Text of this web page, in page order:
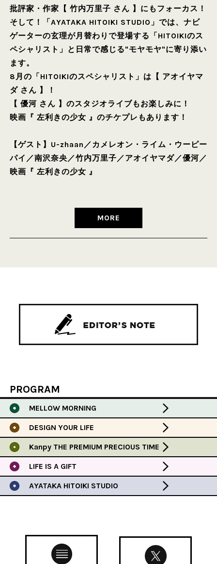
批評家・作家【 竹内万里子 さん 】にもフォーカス！
そして！「AYATAKA HITOIKI STUDIO」では、ナビ
ゲーターの玄理が月替わりで登場する「HITOIKIのス
ペシャリスト」と日常で感じる"モヤモヤ"に寄り添い
ます。
8月の「HITOIKIのスペシャリスト」は【 アオイヤマ
ダ さん 】！
【 優河 さん 】のスタジオライブもお楽しみに！
映画『 左利きの少女 』のチケプレもあります！
【ゲスト】 U-zhaan ／カメレオン・ライム・ウーピー
パイ ／南沢奈央／竹内万里子／アオイヤマダ／優河／
映画『 左利きの少女 』
MORE
PROGRAM
MELLOW MORNING
DESIGN YOUR LIFE
Kanpy THE PREMIUM PRECIOUS TIME
LIFE IS A GIFT
AYATAKA HITOIKI STUDIO